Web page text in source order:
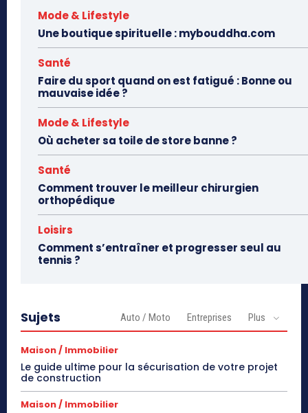
Mode & Lifestyle
Une boutique spirituelle : mybouddha.com
Santé
Faire du sport quand on est fatigué : Bonne ou
mauvaise idée ?
Mode & Lifestyle
Où acheter sa toile de store banne ?
Santé
Comment trouver le meilleur chirurgien
orthopédique
Loisirs
Comment s’entraîner et progresser seul au
tennis ?
Sujets Auto / Moto Entreprises Plus
Maison / Immobilier
Le guide ultime pour la sécurisation de votre projet
de construction
Maison / Immobilier